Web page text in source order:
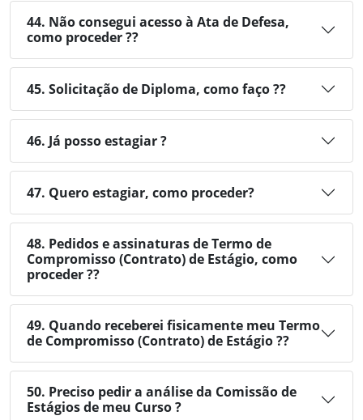
44. Não consegui acesso à Ata de Defesa,
como proceder ??
45. Solicitação de Diploma, como faço ??
46. Já posso estagiar ?
47. Quero estagiar, como proceder?
48. Pedidos e assinaturas de Termo de
Compromisso (Contrato) de Estágio, como
proceder ??
49. Quando receberei fisicamente meu Termo
de Compromisso (Contrato) de Estágio ??
50. Preciso pedir a análise da Comissão de
Estágios de meu Curso ?